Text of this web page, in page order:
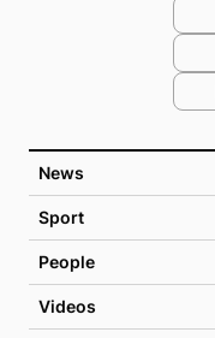
News
Sport
People
Videos